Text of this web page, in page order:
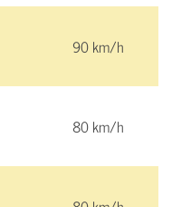
90 km/h
80 km/h